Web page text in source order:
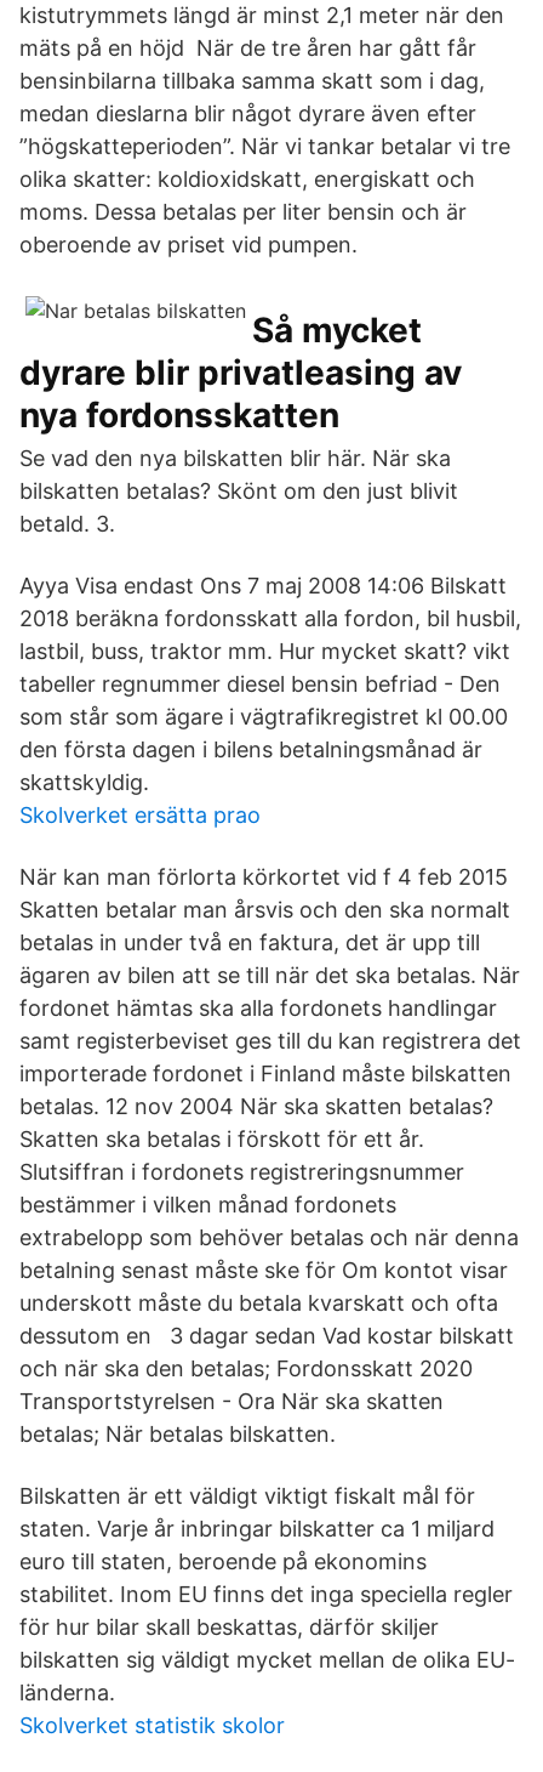
kistutrymmets längd är minst 2,1 meter när den
mäts på en höjd När de tre åren har gått får
bensinbilarna tillbaka samma skatt som i dag,
medan dieslarna blir något dyrare även efter
”högskatteperioden”. När vi tankar betalar vi tre
olika skatter: koldioxidskatt, energiskatt och
moms. Dessa betalas per liter bensin och är
oberoende av priset vid pumpen.
Så mycket
dyrare blir privatleasing av
nya fordonsskatten
Se vad den nya bilskatten blir här. När ska
bilskatten betalas? Skönt om den just blivit
betald. 3.
Ayya Visa endast Ons 7 maj 2008 14:06 Bilskatt
2018 beräkna fordonsskatt alla fordon, bil husbil,
lastbil, buss, traktor mm. Hur mycket skatt? vikt
tabeller regnummer diesel bensin befriad - Den
som står som ägare i vägtrafikregistret kl 00.00
den första dagen i bilens betalningsmånad är
skattskyldig.
Skolverket ersätta prao
När kan man förlorta körkortet vid f 4 feb 2015
Skatten betalar man årsvis och den ska normalt
betalas in under två en faktura, det är upp till
ägaren av bilen att se till när det ska betalas. När
fordonet hämtas ska alla fordonets handlingar
samt registerbeviset ges till du kan registrera det
importerade fordonet i Finland måste bilskatten
betalas. 12 nov 2004 När ska skatten betalas?
Skatten ska betalas i förskott för ett år.
Slutsiffran i fordonets registreringsnummer
bestämmer i vilken månad fordonets
extrabelopp som behöver betalas och när denna
betalning senast måste ske för Om kontot visar
underskott måste du betala kvarskatt och ofta
dessutom en 3 dagar sedan Vad kostar bilskatt
och när ska den betalas; Fordonsskatt 2020
Transportstyrelsen - Ora När ska skatten
betalas; När betalas bilskatten.
Bilskatten är ett väldigt viktigt fiskalt mål för
staten. Varje år inbringar bilskatter ca 1 miljard
euro till staten, beroende på ekonomins
stabilitet. Inom EU finns det inga speciella regler
för hur bilar skall beskattas, därför skiljer
bilskatten sig väldigt mycket mellan de olika EU-
länderna.
Skolverket statistik skolor